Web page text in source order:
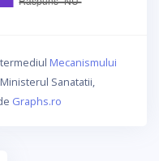
Mecanismului
Sanatatii,
Graphs.ro